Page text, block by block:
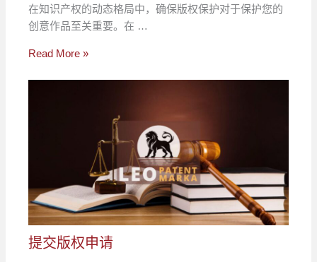
在知识产权的动态格局中，确保版权保护对于保护您的
创意作品至关重要。在 …
Read More »
提交版权申请